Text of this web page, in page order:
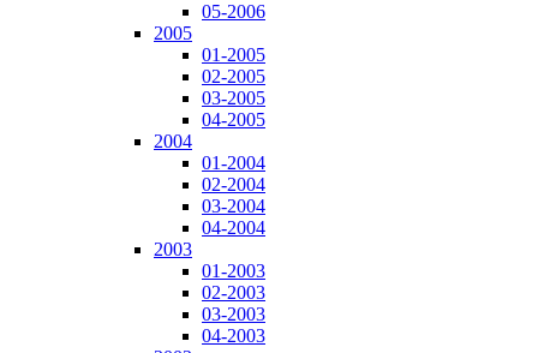
05-2006
2005
01-2005
02-2005
03-2005
04-2005
2004
01-2004
02-2004
03-2004
04-2004
2003
01-2003
02-2003
03-2003
04-2003